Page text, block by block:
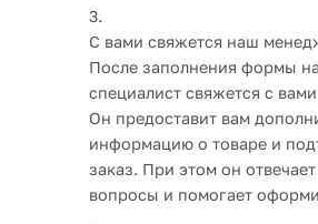
С вами свяжется наш
После заполнения формы
специалист свяжется с
Он предоставит вам
информацию о товаре и
заказ. При этом он
вопросы и помогает